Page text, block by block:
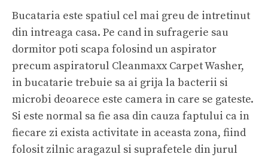
Bucataria este spatiul cel mai greu de intretinut
din intreaga casa. Pe cand in sufragerie sau
dormitor poti scapa folosind un aspirator
precum aspiratorul Cleanmaxx Carpet Washer,
in bucatarie trebuie sa ai grija la bacterii si
microbi deoarece este camera in care se gateste.
Si este normal sa fie asa din cauza faptului ca in
fiecare zi exista activitate in aceasta zona, fiind
folosit zilnic aragazul si suprafetele din jurul